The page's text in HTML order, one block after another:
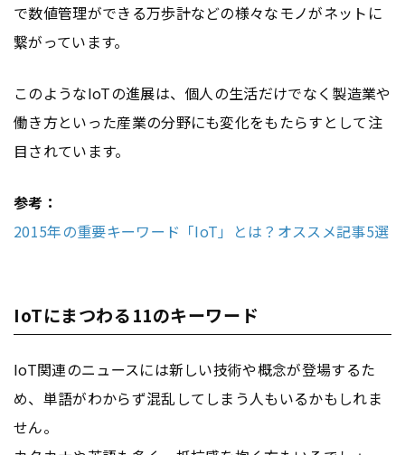
で数値管理ができる万歩計などの様々なモノがネットに
繋がっています。
このようなIoTの進展は、個人の生活だけでなく製造業や
働き方といった産業の分野にも変化をもたらすとして注
目されています。
参考：
2015年の重要キーワード「IoT」とは？オススメ記事5選
IoTにまつわる11のキーワード
IoT関連のニュースには新しい技術や概念が登場するた
め、単語がわからず混乱してしまう人もいるかもしれま
せん。